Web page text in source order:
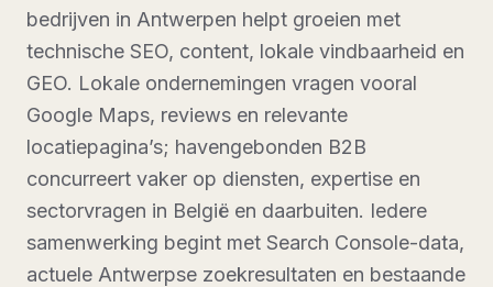
bedrijven in Antwerpen helpt groeien met
technische SEO, content, lokale vindbaarheid en
GEO. Lokale ondernemingen vragen vooral
Google Maps, reviews en relevante
locatiepagina’s; havengebonden B2B
concurreert vaker op diensten, expertise en
sectorvragen in België en daarbuiten. Iedere
samenwerking begint met Search Console-data,
actuele Antwerpse zoekresultaten en bestaande